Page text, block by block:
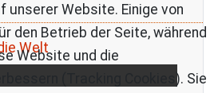
Welt
unserer Website. Einige von
den Betrieb der Seite, während
Website und die
(Tracking Cookies). Sie